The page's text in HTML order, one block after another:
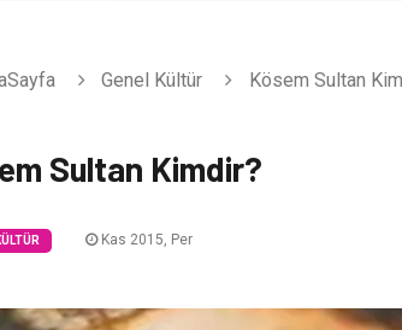
Genel Kültür Kösem Sultan
Sultan Kimdir?
Kas 2015, Per